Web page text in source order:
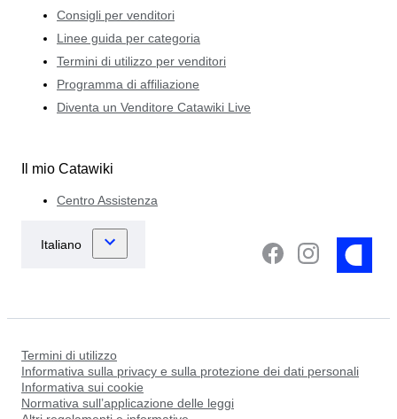
Consigli per venditori
Linee guida per categoria
Termini di utilizzo per venditori
Programma di affiliazione
Diventa un Venditore Catawiki Live
Il mio Catawiki
Centro Assistenza
Termini di utilizzo
Informativa sulla privacy e sulla protezione dei dati personali
Informativa sui cookie
Normativa sull’applicazione delle leggi